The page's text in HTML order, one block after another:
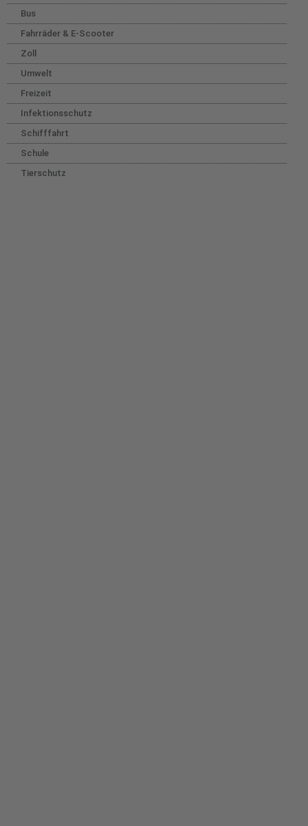
Bus
Fahrräder & E-Scooter
Zoll
Umwelt
Freizeit
Infektionsschutz
Schifffahrt
Schule
Tierschutz